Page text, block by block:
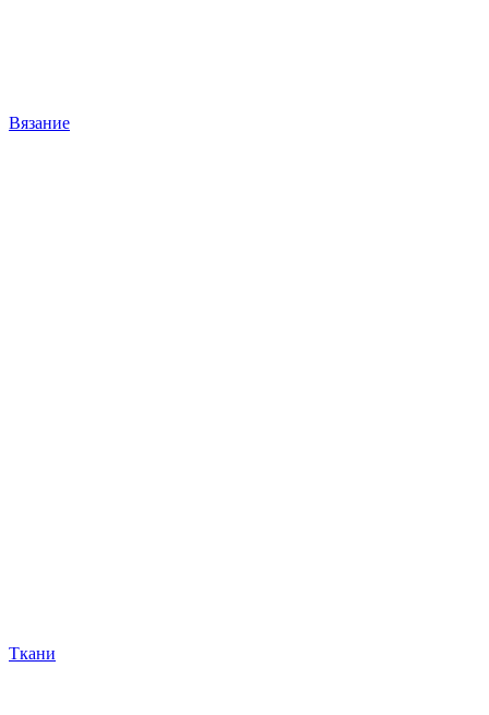
Вязание
Ткани